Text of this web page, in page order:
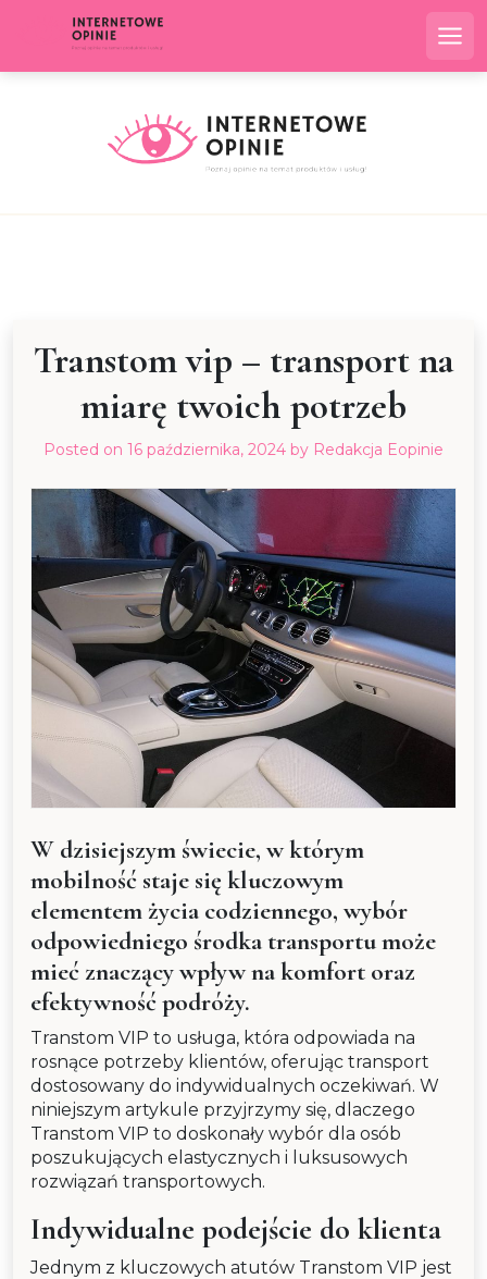
Transtom vip – transport na
miarę twoich potrzeb
Posted on 16 października, 2024 by Redakcja Eopinie
W dzisiejszym świecie, w którym
mobilność staje się kluczowym
elementem życia codziennego, wybór
odpowiedniego środka transportu może
mieć znaczący wpływ na komfort oraz
efektywność podróży.
Transtom VIP to usługa, która odpowiada na
rosnące potrzeby klientów, oferując transport
dostosowany do indywidualnych oczekiwań. W
niniejszym artykule przyjrzymy się, dlaczego
Transtom VIP to doskonały wybór dla osób
poszukujących elastycznych i luksusowych
rozwiązań transportowych.
Indywidualne podejście do klienta
Jednym z kluczowych atutów Transtom VIP jest